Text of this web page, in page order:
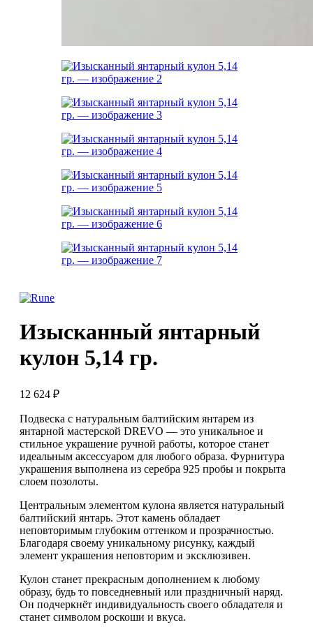
Изысканный янтарный
кулон 5,14 гр.
12 624 ₽
Подвеска с натуральным балтийским янтарем из
янтарной мастерской DREVO — это уникальное и
стильное украшение ручной работы, которое станет
идеальным аксессуаром для любого образа. Фурнитура
украшения выполнена из серебра 925 пробы и покрыта
слоем позолоты.
Центральным элементом кулона является натуральный
балтийский янтарь. Этот камень обладает
неповторимым глубоким оттенком и прозрачностью.
Благодаря своему уникальному рисунку, каждый
элемент украшения неповторим и эксклюзивен.
Кулон станет прекрасным дополнением к любому
образу, будь то повседневный или праздничный наряд.
Он подчеркнёт индивидуальность своего обладателя и
станет символом роскоши и вкуса.